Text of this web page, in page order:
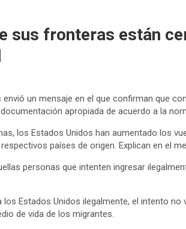
sus fronteras están
un mensaje en el que confirman que
apropiada de acuerdo a la
los Estados Unidos han aumentado los
países de origen. Explican en el
personas que intenten ingresar
Estados Unidos ilegalmente, el intento no
de vida de los migrantes.